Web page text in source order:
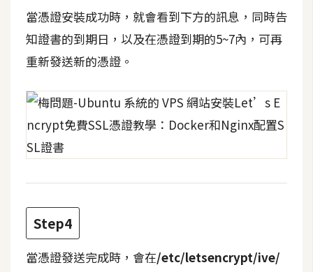
W
o
o
C
o
m
m
r
金
流
當憑證安裝成功時，就會看到下方的訊息，同時告
知證書的到期日，以及在憑證到期的5~7內，可再
重新發送新的憑證。
Step4
當憑證發送完成時，會在/etc/letsencrypt/ive/